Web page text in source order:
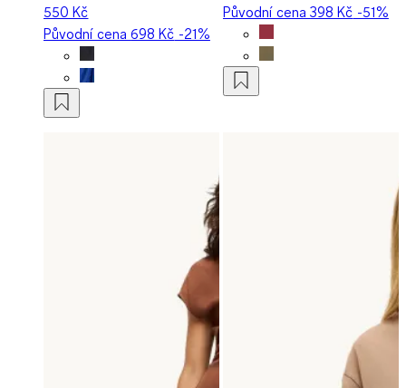
550 Kč
Původní cena698 Kč -21%
Původní cena398 Kč -51%